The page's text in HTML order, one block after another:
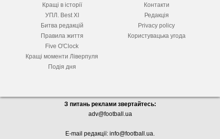
Кращі в історії
УПЛ. Best XІ
Битва редакцій
Правила життя
Five O'Clock
Кращі моменти Ліверпуля
Подія дня
Контакти
Редакція
Privacy policy
Користувацька угода
З питань реклами звертайтесь:
adv@football.ua
E-mail редакції: info@football.ua.